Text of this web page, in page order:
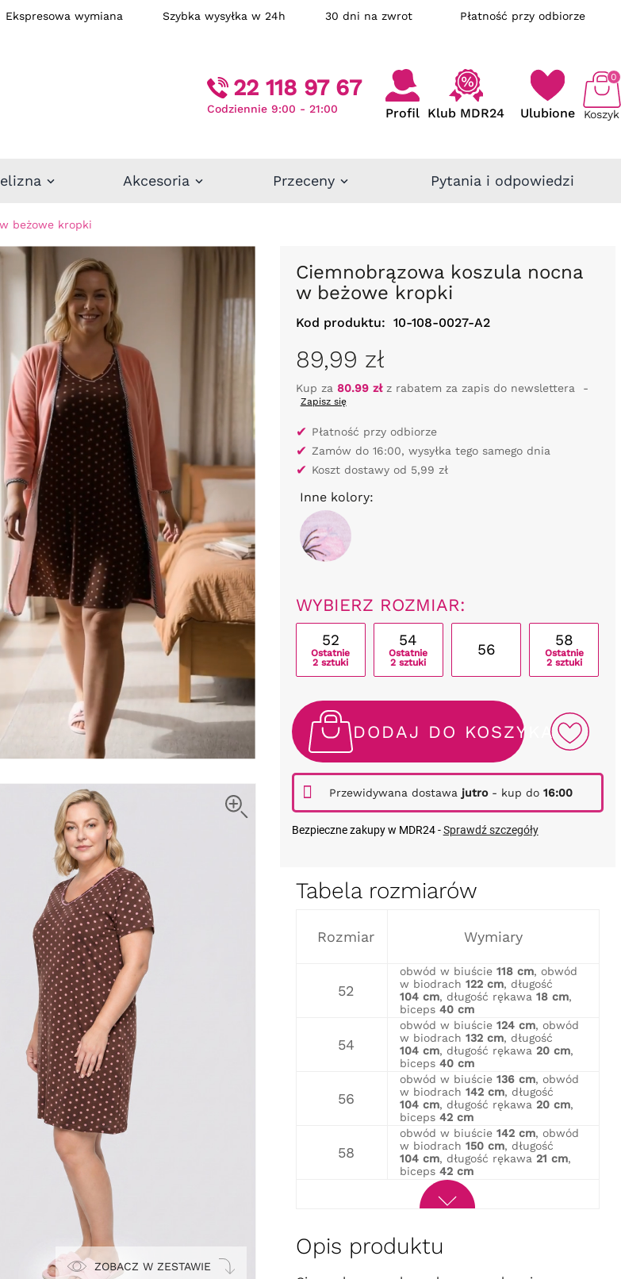
Ekspresowa wymiana Szybka wysyłka w 24h 30 dni na zwrot Płatność przy odbiorze
22 118 97 67
Codziennie 9:00 - 21:00 Profil Klub MDR24 Ulubione Koszyk
0
Akcesoria Przeceny Pytania i odpowiedzi
beżowe kropki
ZOBACZ W ZESTAWIE
Ciemnobrązowa koszula nocna
w beżowe kropki
Kod produktu: 10-108-0027-A2
89,99 zł
Kup za 80.99 złz rabatem za zapis do newslettera -
Zapisz się
✔ Płatność przy odbiorze
✔ Zamów do 16:00, wysyłka tego samego dnia
✔ Koszt dostawy od 5,99 zł
Inne kolory:
WYBIERZ ROZMIAR:
52
Ostatnie
2 sztuki
54
Ostatnie
2 sztuki
56
58
Ostatnie
2 sztuki
DODAJ DO KOSZYKA
Przewidywana dostawa jutro- kup do 16:00
Bezpieczne zakupy w MDR24 -Sprawdź szczegóły
Tabela rozmiarów
Rozmiar Wymiary
52
obwód w biuście 118 cm, obwód
w biodrach 122 cm, długość
104 cm, długość rękawa 18 cm,
biceps 40 cm
54
obwód w biuście 124 cm, obwód
w biodrach 132 cm, długość
104 cm, długość rękawa 20 cm,
biceps 40 cm
56
obwód w biuście 136 cm, obwód
w biodrach 142 cm, długość
104 cm, długość rękawa 20 cm,
biceps 42 cm
58
obwód w biuście 142 cm, obwód
w biodrach 150 cm, długość
104 cm, długość rękawa 21 cm,
biceps 42 cm
Opis produktu